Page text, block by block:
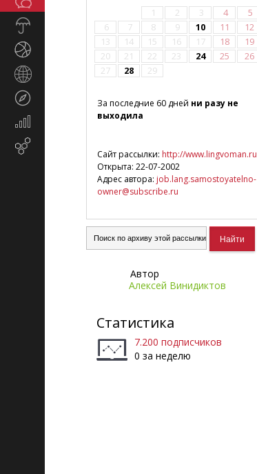
Экономика
маркетинг
1 2 3 4
5
6
7 8 9 10 11
12
13
14 15 16 17 18
19
20
21 22 23 24 25
26
27
28 29
За последние 60 дней ни разу не
выходила
Сайт рассылки: http://www.lingvoman.ru
Открыта: 22-07-2002
Адрес автора: job.lang.samostoyatelno-
owner@subscribe.ru
Автор
Алексей Винидиктов
Статистика
7.200 подписчиков
0 за неделю